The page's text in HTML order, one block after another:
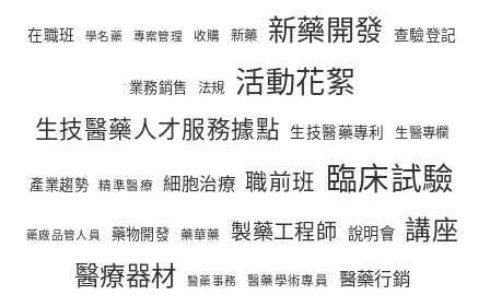
在職班 學名藥 專案管理 收購 新藥 新藥開發 查驗登記
業務銷售 法規 活動花絮
生技醫藥人才服務據點 生技醫藥專利 生醫專欄
產業趨勢 精準醫療 細胞治療 職前班 臨床試驗
藥廠品管人員 藥物開發 藥華藥 製藥工程師 說明會 講座
醫療器材 醫藥事務 醫藥學術專員 醫藥行銷